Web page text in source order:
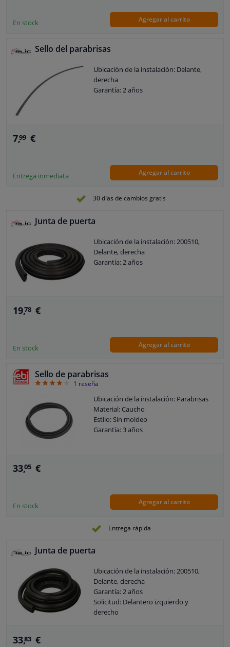
En stock Agregar al carrito
Sello del parabrisas
Ubicación de la instalación: Delante,
derecha
Garantía: 2 años
7,99 €
Entrega inmediata Agregar al carrito
30 días de cambios gratis
Junta de puerta
Ubicación de la instalación: 200510,
Delante, derecha
Garantía: 2 años
19,78 €
En stock Agregar al carrito
Sello de parabrisas
41 reseña
Ubicación de la instalación: Parabrisas
Material: Caucho
Estilo: Sin moldeo
Garantía: 3 años
33,05 €
En stock Agregar al carrito
Entrega rápida
Junta de puerta
Ubicación de la instalación: 200510,
Delante, derecha
Garantía: 2 años
Solicitud: Delantero izquierdo y
derecho
33,83 €